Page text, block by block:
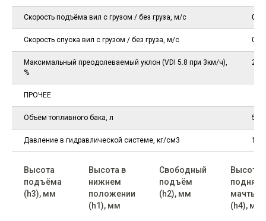
Скорость подъёма вил с грузом / без груза, м/с
Скорость спуска вил с грузом / без груза, м/с
Максимальный преодолеваемый уклон (VDI 5.8 при 3км/ч),
%
20 /
ПРОЧЕЕ
Объём топливного бака, л 50
Давление в гидравлической системе, кг/см3 180
Высота
подъёма
(h3), мм
Высота в
нижнем
положении
(h1), мм
Свободный
подъём
(h2), мм
Высота
мачты
(h4), мм